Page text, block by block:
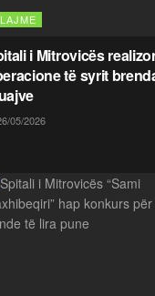
LAJME
i Mitrovicës
të syrit
05/2026